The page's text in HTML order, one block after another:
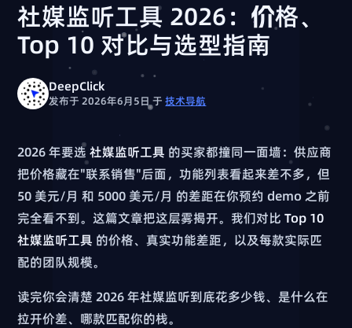
社媒监听工具 2026：价格、
Top 10 对比与选型指南
DeepClick
发布于 2026年6月5日于技术导航
2026 年要选社媒监听工具 的买家都撞同一面墙：供应商
把价格藏在"联系销售"后面，功能列表看起来差不多，但
50 美元/月 和 5000 美元/月 的差距在你预约 demo 之前
完全看不到。这篇文章把这层雾揭开。我们对比Top 10
社媒监听工具 的价格、真实功能差距，以及每款实际匹
配的团队规模。
读完你会清楚 2026 年社媒监听到底花多少钱、是什么在
拉开价差、哪款匹配你的栈。